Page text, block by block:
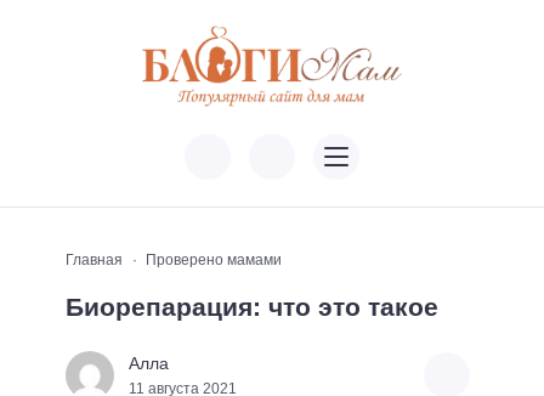
Главная Проверено мамами
Биорепарация: что это такое
Алла
11 августа 2021